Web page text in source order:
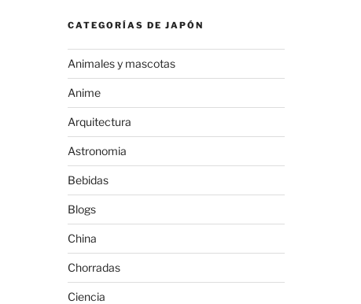
CATEGORÍAS DE JAPÓN
Animales y mascotas
Anime
Arquitectura
Astronomia
Bebidas
Blogs
China
Chorradas
Ciencia